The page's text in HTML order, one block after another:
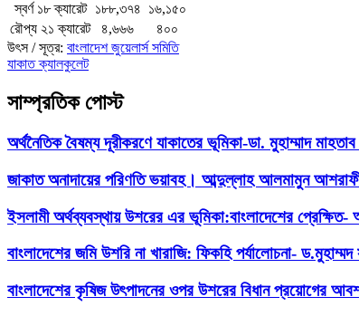
স্বর্ণ ১৮ ক্যারেট
১৮৮,৩৭৪ ১৬,১৫০
রৌপ্য ২১ ক্যারেট
৪,৬৬৬
৪০০
উৎস / সূত্র: বাংলাদেশ জুয়েলার্স সমিতি
যাকাত ক্যালকুলেট
সাম্প্রতিক পোস্ট
অর্থনৈতিক বৈষম্য দূরীকরণে যাকাতের ভূমিকা-ডা. মুহাম্মাদ
জাকাত অনাদায়ের পরিণতি ভয়াবহ। আব্দুল্লাহ আলমামুন
ইসলামী অর্থব্যবস্থায় উশরের এর ভূমিকা:বাংলাদেশের
বাংলাদেশের জমি উশরি না খারাজি: ফিকহি পর্যালোচনা-
বাংলাদেশের কৃষিজ উৎপাদনের ওপর উশরের বিধান প্রয়োগের